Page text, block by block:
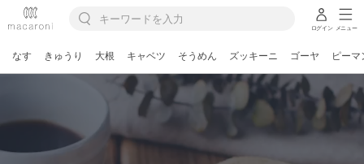
ログイン メニュー
なす きゅうり 大根 キャベツ そうめん ズッキーニ ゴーヤ ピーマ